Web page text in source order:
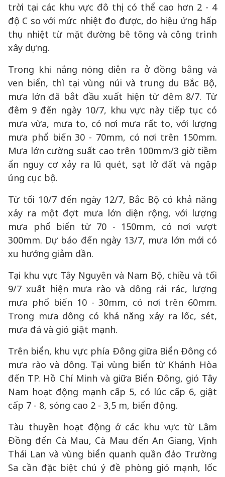
trời tại các khu vực đô thị có thể cao hơn 2 - 4
độ C so với mức nhiệt đo được, do hiệu ứng hấp
thụ nhiệt từ mặt đường bê tông và công trình
xây dựng.
Trong khi nắng nóng diễn ra ở đồng bằng và
ven biển, thì tại vùng núi và trung du Bắc Bộ,
mưa lớn đã bắt đầu xuất hiện từ đêm 8/7. Từ
đêm 9 đến ngày 10/7, khu vực này tiếp tục có
mưa vừa, mưa to, có nơi mưa rất to, với lượng
mưa phổ biến 30 - 70mm, có nơi trên 150mm.
Mưa lớn cường suất cao trên 100mm/3 giờ tiềm
ẩn nguy cơ xảy ra lũ quét, sạt lở đất và ngập
úng cục bộ.
Từ tối 10/7 đến ngày 12/7, Bắc Bộ có khả năng
xảy ra một đợt mưa lớn diện rộng, với lượng
mưa phổ biến từ 70 - 150mm, có nơi vượt
300mm. Dự báo đến ngày 13/7, mưa lớn mới có
xu hướng giảm dần.
Tại khu vực Tây Nguyên và Nam Bộ, chiều và tối
9/7 xuất hiện mưa rào và dông rải rác, lượng
mưa phổ biến 10 - 30mm, có nơi trên 60mm.
Trong mưa dông có khả năng xảy ra lốc, sét,
mưa đá và gió giật mạnh.
Trên biển, khu vực phía Đông giữa Biển Đông có
mưa rào và dông. Tại vùng biển từ Khánh Hòa
đến TP. Hồ Chí Minh và giữa Biển Đông, gió Tây
Nam hoạt động mạnh cấp 5, có lúc cấp 6, giật
cấp 7 - 8, sóng cao 2 - 3,5 m, biển động.
Tàu thuyền hoạt động ở các khu vực từ Lâm
Đồng đến Cà Mau, Cà Mau đến An Giang, Vịnh
Thái Lan và vùng biển quanh quần đảo Trường
Sa cần đặc biệt chú ý đề phòng gió mạnh, lốc